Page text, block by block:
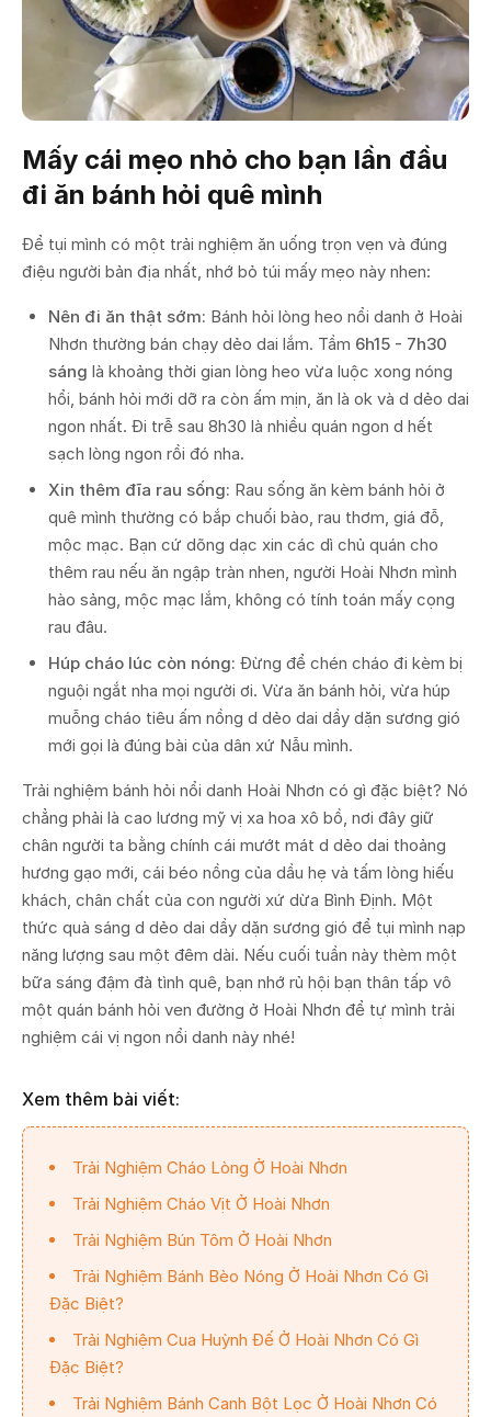
Mấy cái mẹo nhỏ cho bạn lần đầu
đi ăn bánh hỏi quê mình
Để tụi mình có một trải nghiệm ăn uống trọn vẹn và đúng
điệu người bản địa nhất, nhớ bỏ túi mấy mẹo này nhen:
Nên đi ăn thật sớm: Bánh hỏi lòng heo nổi danh ở Hoài
Nhơn thường bán chạy dẻo dai lắm. Tầm 6h15 - 7h30
sáng là khoảng thời gian lòng heo vừa luộc xong nóng
hổi, bánh hỏi mới dỡ ra còn ấm mịn, ăn là ok và d dẻo dai
ngon nhất. Đi trễ sau 8h30 là nhiều quán ngon d hết
sạch lòng ngon rồi đó nha.
Xin thêm đĩa rau sống: Rau sống ăn kèm bánh hỏi ở
quê mình thường có bắp chuối bào, rau thơm, giá đỗ,
mộc mạc. Bạn cứ dõng dạc xin các dì chủ quán cho
thêm rau nếu ăn ngập tràn nhen, người Hoài Nhơn mình
hào sảng, mộc mạc lắm, không có tính toán mấy cọng
rau đâu.
Húp cháo lúc còn nóng: Đừng để chén cháo đi kèm bị
nguội ngắt nha mọi người ơi. Vừa ăn bánh hỏi, vừa húp
muỗng cháo tiêu ấm nồng d dẻo dai dầy dặn sương gió
mới gọi là đúng bài của dân xứ Nẫu mình.
Trải nghiệm bánh hỏi nổi danh Hoài Nhơn có gì đặc biệt? Nó
chẳng phải là cao lương mỹ vị xa hoa xô bồ, nơi đây giữ
chân người ta bằng chính cái mướt mát d dẻo dai thoảng
hương gạo mới, cái béo nồng của dầu hẹ và tấm lòng hiếu
khách, chân chất của con người xứ dừa Bình Định. Một
thức quà sáng d dẻo dai dầy dặn sương gió để tụi mình nạp
năng lượng sau một đêm dài. Nếu cuối tuần này thèm một
bữa sáng đậm đà tình quê, bạn nhớ rủ hội bạn thân tấp vô
một quán bánh hỏi ven đường ở Hoài Nhơn để tự mình trải
nghiệm cái vị ngon nổi danh này nhé!
Xem thêm bài viết:
Trải Nghiệm Cháo Lòng Ở Hoài Nhơn
Trải Nghiệm Cháo Vịt Ở Hoài Nhơn
Trải Nghiệm Bún Tôm Ở Hoài Nhơn
Trải Nghiệm Bánh Bèo Nóng Ở Hoài Nhơn Có Gì
Đặc Biệt?
Trải Nghiệm Cua Huỳnh Đế Ở Hoài Nhơn Có Gì
Đặc Biệt?
Trải Nghiệm Bánh Canh Bột Lọc Ở Hoài Nhơn Có